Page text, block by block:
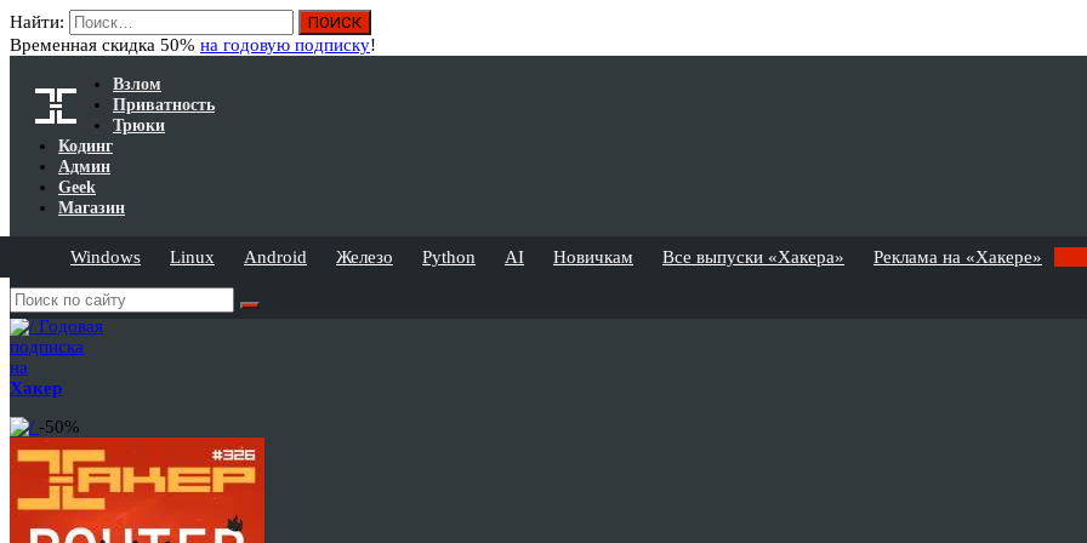
Найти:
Временная скидка 50% на годовую подписку!
Взлом
Приватность
Трюки
Кодинг
Админ
Geek
Магазин
Windows Linux Android Железо Python AI Новичкам Все выпуски «Хакера» Реклама на «Хакере»
Годовая
подписка
на
Хакер
-50%